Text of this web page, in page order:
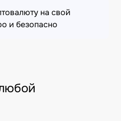
на свой
и безопасно